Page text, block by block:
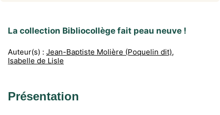
La collection Bibliocollège fait peau neuve !
Auteur(s) : Jean-Baptiste Molière (Poquelin dit),
Isabelle de Lisle
Présentation